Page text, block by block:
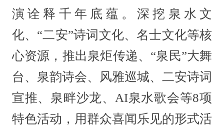
演诠释千年底蕴。深挖泉水文
化、“二安”诗词文化、名士文化等核
心资源，推出泉炬传递、“泉民”大舞
台、泉韵诗会、风雅巡城、二安诗词
宣推、泉畔沙龙、AI泉水歌会等8项
特色活动，用群众喜闻乐见的形式活